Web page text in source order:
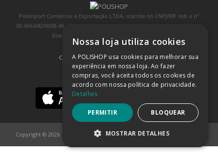
Polimport Comércio e Exportação LTDA, inscrita no CNPJ/MF sob o nº
00.436.042/0008-46, IE 407.458.707.103, com sede na Rua Kanebo, nº 175,
Distrito Industrial, Jundiaí/SP, CEP: 13213-090
COMPRA 100% SEGURA (SAIBA MAIS)
BAIXE NOSSO APP
Copyright © 2026
Nossa loja utiliza cookies
A POLISHOP usa cookies para melhorar sua
experiência em nossa loja. Ao fazer
compras, você aceita todos os cookies de
acordo com nossa política de privacidade.
Detalhes
PERMITIR BLOQUEAR
MOSTRAR DETALHES
ESTRITAMENTE NECESSÁRIOS